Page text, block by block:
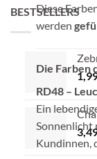
Diese
werden
Die Farben
RD48 –
Ein
Sonnenlicht
Kundinnen,
BESTSELLERS